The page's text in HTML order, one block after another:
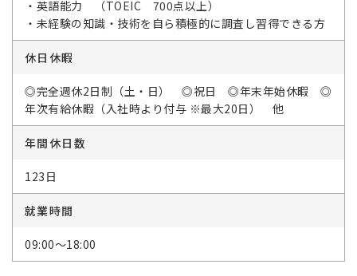
・英語能力 （TOEIC 700点以上）
・未経験の知識・技術を自ら積極的に調査し習得できる方
休日休暇
◎完全週休2日制（土・日） ◎祝日 ◎年末年始休暇 ◎
年次有給休暇（入社時より付与 ※最大20日） 他
年間休日数
123日
就業時間
09:00～18:00